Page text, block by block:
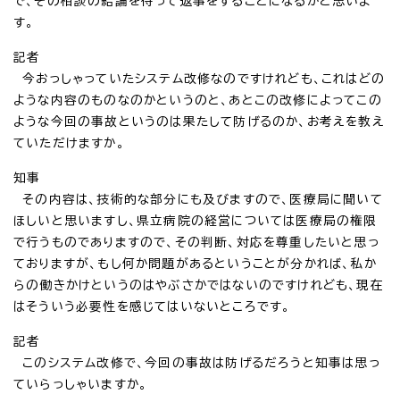
す。
記者
今おっしゃっていたシステム改修なのですけれども、これはどの
ような内容のものなのかというのと、あとこの改修によってこの
ような今回の事故というのは果たして防げるのか、お考えを教え
ていただけますか。
知事
その内容は、技術的な部分にも及びますので、医療局に聞いて
ほしいと思いますし、県立病院の経営については医療局の権限
で行うものでありますので、その判断、対応を尊重したいと思っ
ておりますが、もし何か問題があるということが分かれば、私か
らの働きかけというのはやぶさかではないのですけれども、現在
はそういう必要性を感じてはいないところです。
記者
このシステム改修で、今回の事故は防げるだろうと知事は思っ
ていらっしゃいますか。